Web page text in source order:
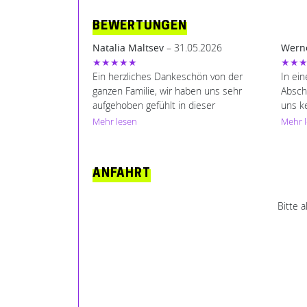
BEWERTUNGEN
Natalia Maltsev – 31.05.2026
★★★★★
Ein herzliches Dankeschön von der
ganzen Familie, wir haben uns sehr
aufgehoben gefühlt in dieser
schwierigen Zeit und Situation. Sie
Mehr lesen
In
uns
Mehr
ANFAHRT
Bitte